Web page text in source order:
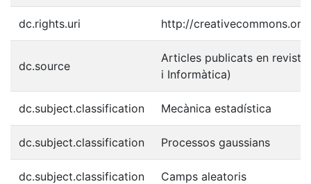
dc.rights.uri http://
dc.source
Articles publicats en
i Informàtica)
dc.subject.classification Mecànica estadística
dc.subject.classification Processos gaussians
dc.subject.classification Camps aleatoris